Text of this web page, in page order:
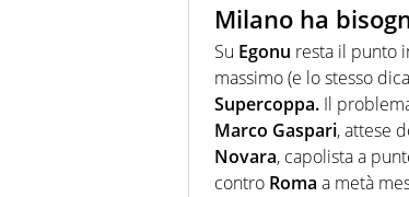
Milano ha
Su Egonu resta il punto
massimo (e lo stesso
Supercoppa. Il
Marco Gaspari, attese
Novara, capolista a
contro Roma a metà